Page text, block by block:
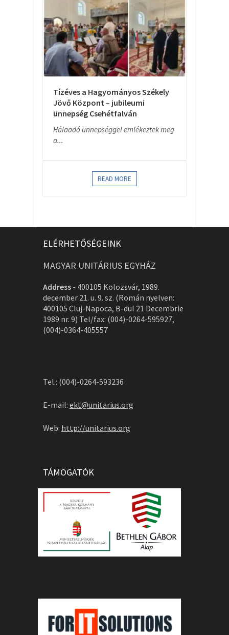
Tízéves a Hagyományos Székely
Jövő Központ – jubileumi
ünnepség Csehétfalván
Hálaadó ünnepséggel emlékeztek meg
a...
READ MORE
ELÉRHETŐSÉGEINK
MAGYAR UNITÁRIUS EGYHÁZ
Address - 400105 Kolozsvár, 1989.
december 21. u. 9. sz. (Román nyelven:
400105 Cluj-Napoca, B-dul 21 Decembrie
1989 nr. 9) Tel/fax: (004)-0264-595927,
(004)-0364-405557
Tel.: (004)-0264-593236
E-mail: ekt@unitarius.org
Web: http://unitarius.org
TÁMOGATÓK